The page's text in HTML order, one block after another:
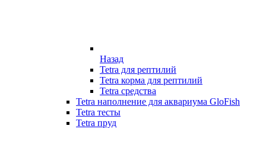
Назад
Tetra для рептилий
Tetra корма для рептилий
Tetra средства
Tetra наполнение для аквариума GloFish
Tetra тесты
Tetra пруд